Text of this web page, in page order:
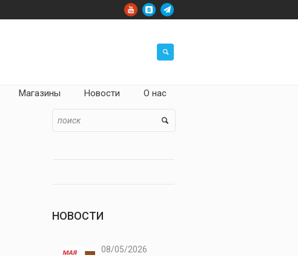
Магазины Новости О нас
НОВОСТИ
08/05/2026